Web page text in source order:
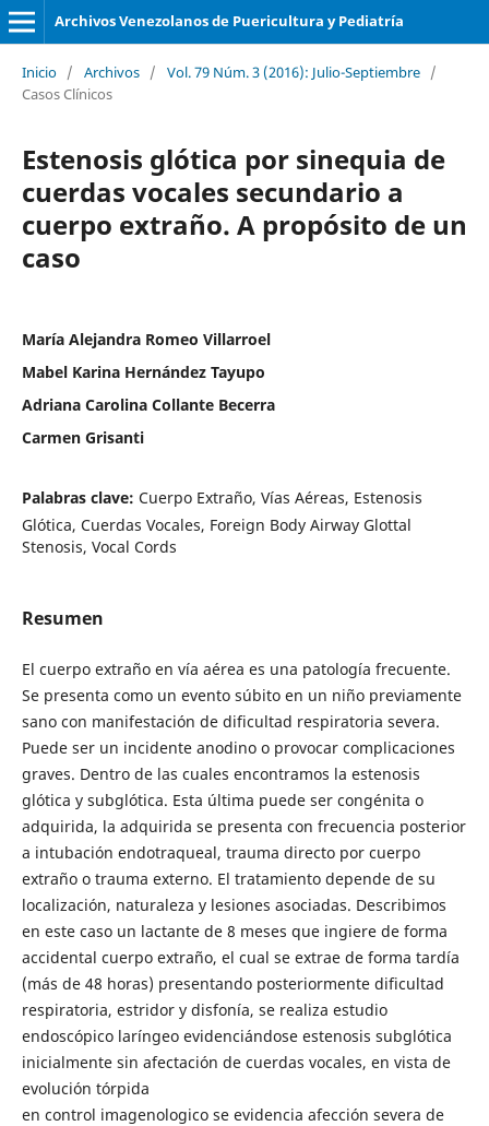
Archivos Venezolanos de Puericultura y Pediatría
Inicio / Archivos / Vol. 79 Núm. 3 (2016): Julio-Septiembre /
Casos Clínicos
Estenosis glótica por sinequia de
cuerdas vocales secundario a
cuerpo extraño. A propósito de un
caso
María Alejandra Romeo Villarroel
Mabel Karina Hernández Tayupo
Adriana Carolina Collante Becerra
Carmen Grisanti
Palabras clave: Cuerpo Extraño, Vías Aéreas, Estenosis
Glótica, Cuerdas Vocales, Foreign Body Airway Glottal
Stenosis, Vocal Cords
Resumen
El cuerpo extraño en vía aérea es una patología frecuente.
Se presenta como un evento súbito en un niño previamente
sano con manifestación de dificultad respiratoria severa.
Puede ser un incidente anodino o provocar complicaciones
graves. Dentro de las cuales encontramos la estenosis
glótica y subglótica. Esta última puede ser congénita o
adquirida, la adquirida se presenta con frecuencia posterior
a intubación endotraqueal, trauma directo por cuerpo
extraño o trauma externo. El tratamiento depende de su
localización, naturaleza y lesiones asociadas. Describimos
en este caso un lactante de 8 meses que ingiere de forma
accidental cuerpo extraño, el cual se extrae de forma tardía
(más de 48 horas) presentando posteriormente dificultad
respiratoria, estridor y disfonía, se realiza estudio
endoscópico laríngeo evidenciándose estenosis subglótica
inicialmente sin afectación de cuerdas vocales, en vista de
evolución tórpida
en control imagenologico se evidencia afección severa de